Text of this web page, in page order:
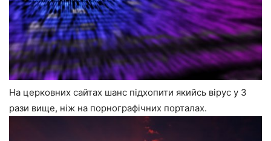
На церковних сайтах шанс підхопити якийсь вірус у 3
рази вище, ніж на порнографічних порталах.